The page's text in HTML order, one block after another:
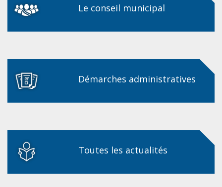
Le conseil municipal
Démarches administratives
Toutes les actualités